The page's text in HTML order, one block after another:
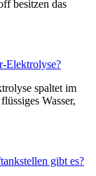
besitzen das
Elektrolyse?
spaltet im
Wasser,
gibt es?